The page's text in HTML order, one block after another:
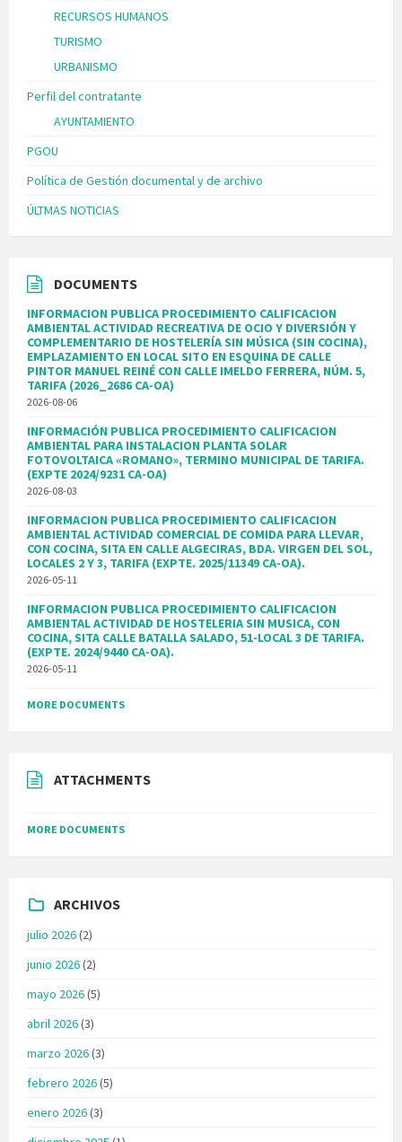
RECURSOS HUMANOS
TURISMO
URBANISMO
Perfil del contratante
AYUNTAMIENTO
PGOU
Política de Gestión documental y de archivo
ÚLTMAS NOTICIAS
DOCUMENTS
INFORMACION PUBLICA PROCEDIMIENTO CALIFICACION
AMBIENTAL ACTIVIDAD RECREATIVA DE OCIO Y DIVERSIÓN Y
COMPLEMENTARIO DE HOSTELERÍA SIN MÚSICA (SIN COCINA),
EMPLAZAMIENTO EN LOCAL SITO EN ESQUINA DE CALLE
PINTOR MANUEL REINÉ CON CALLE IMELDO FERRERA, NÚM. 5,
TARIFA (2026_2686 CA-OA)
2026-08-06
INFORMACIÓN PUBLICA PROCEDIMIENTO CALIFICACION
AMBIENTAL PARA INSTALACION PLANTA SOLAR
FOTOVOLTAICA «ROMANO», TERMINO MUNICIPAL DE TARIFA.
(EXPTE 2024/9231 CA-OA)
2026-08-03
INFORMACION PUBLICA PROCEDIMIENTO CALIFICACION
AMBIENTAL ACTIVIDAD COMERCIAL DE COMIDA PARA LLEVAR,
CON COCINA, SITA EN CALLE ALGECIRAS, BDA. VIRGEN DEL SOL,
LOCALES 2 Y 3, TARIFA (EXPTE. 2025/11349 CA-OA).
2026-05-11
INFORMACION PUBLICA PROCEDIMIENTO CALIFICACION
AMBIENTAL ACTIVIDAD DE HOSTELERIA SIN MUSICA, CON
COCINA, SITA CALLE BATALLA SALADO, 51-LOCAL 3 DE TARIFA.
(EXPTE. 2024/9440 CA-OA).
2026-05-11
MORE DOCUMENTS
ATTACHMENTS
MORE DOCUMENTS
ARCHIVOS
julio 2026(2)
junio 2026(2)
mayo 2026(5)
abril 2026(3)
marzo 2026(3)
febrero 2026(5)
enero 2026(3)